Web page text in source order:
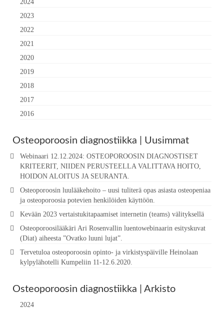
2024
2023
2022
2021
2020
2019
2018
2017
2016
Osteoporoosin diagnostiikka | Uusimmat
Webinaari 12.12.2024: OSTEOPOROOSIN DIAGNOSTISET
KRITEERIT, NIIDEN PERUSTEELLA VALITTAVA HOITO,
HOIDON ALOITUS JA SEURANTA.
Osteoporoosin luulääkehoito – uusi tuliterä opas asiasta osteopeniaa
ja osteoporoosia potevien henkilöiden käyttöön.
Kevään 2023 vertaistukitapaamiset internetin (teams) välityksellä
Osteoporoosilääkäri Ari Rosenvallin luentowebinaarin esityskuvat
(Diat) aiheesta ”Ovatko luuni lujat”.
Tervetuloa osteoporoosin opinto- ja virkistyspäiville Heinolaan
kylpylähotelli Kumpeliin 11-12.6.2020.
Osteoporoosin diagnostiikka | Arkisto
2024